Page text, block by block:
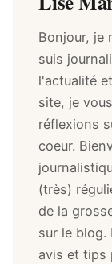
Bonjour, je
suis
l'actualité
site, je
réflexions
coeur.
(très)
de la
sur le blog.
avis et tips